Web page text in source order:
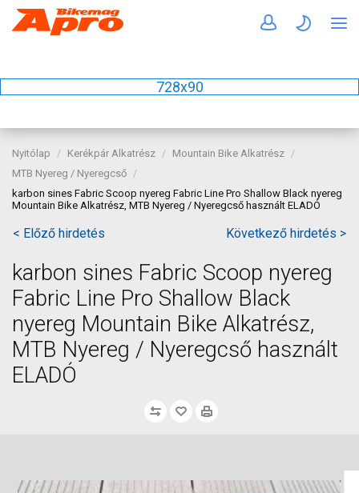
728x90
Nyitólap Kerékpár Alkatrész
Mountain Bike Alkatrész
MTB Nyereg / Nyeregcső
karbon sines Fabric Scoop nyereg Fabric Line Pro Shallow Black nyereg
Mountain Bike Alkatrész, MTB Nyereg / Nyeregcső használt ELADÓ
< Előző hirdetés Következő hirdetés >
karbon sines Fabric Scoop nyereg
Fabric Line Pro Shallow Black
nyereg Mountain Bike Alkatrész,
MTB Nyereg / Nyeregcső használt
ELADÓ